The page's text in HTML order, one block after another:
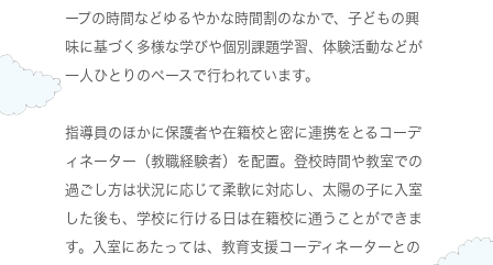
ープの時間などゆるやかな時間割のなかで、子どもの興
味に基づく多様な学びや個別課題学習、体験活動などが
一人ひとりのペースで行われています。
指導員のほかに保護者や在籍校と密に連携をとるコーデ
ィネーター（教職経験者）を配置。登校時間や教室での
過ごし方は状況に応じて柔軟に対応し、太陽の子に入室
した後も、学校に行ける日は在籍校に通うことができま
す。入室にあたっては、教育支援コーディネーターとの